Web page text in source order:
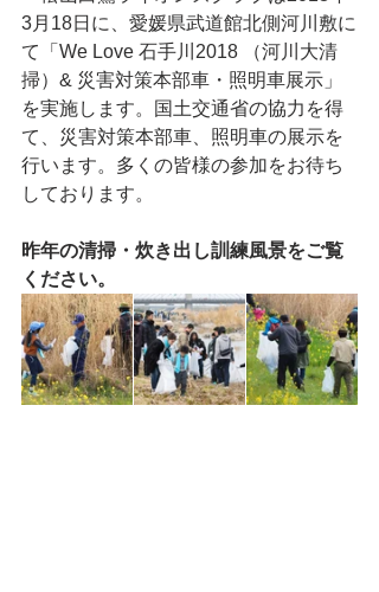
3月18日に、愛媛県武道館北側河川敷に
て「We Love 石手川2018 （河川大清
掃）& 災害対策本部車・照明車展示」
を実施します。国土交通省の協力を得
て、災害対策本部車、照明車の展示を
行います。多くの皆様の参加をお待ち
しております。
昨年の清掃・炊き出し訓練風景をご覧
ください。